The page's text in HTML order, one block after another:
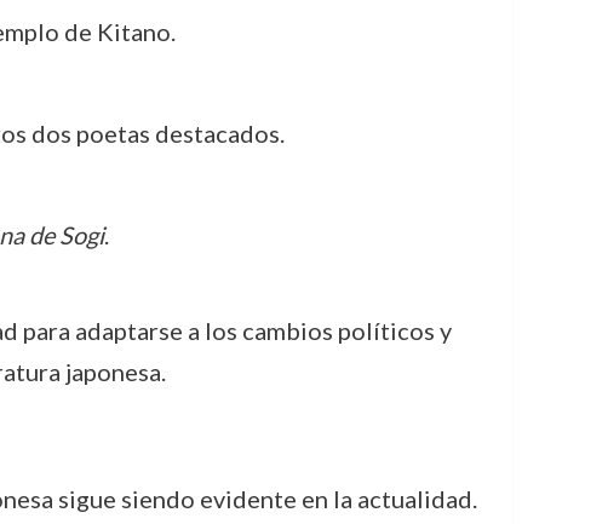
de Kitano.
dos poetas destacados.
de Sogi.
para adaptarse a los cambios políticos y
japonesa.
sigue siendo evidente en la actualidad.